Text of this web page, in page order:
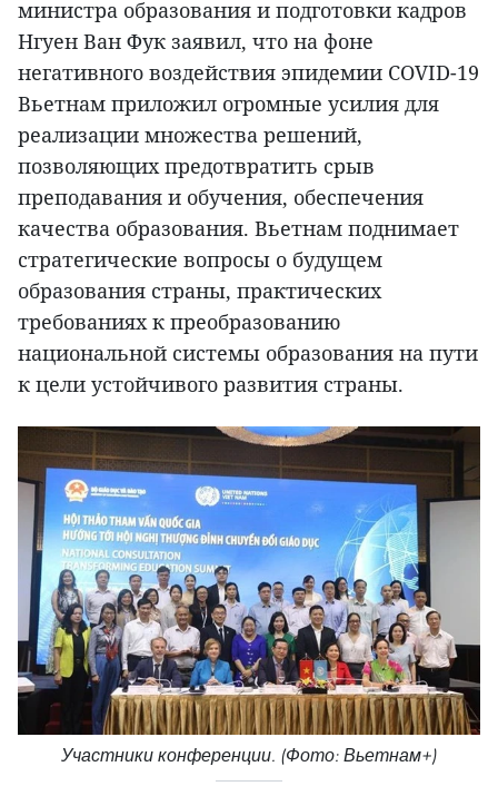
министра образования и подготовки кадров
Нгуен Ван Фук заявил, что на фоне
негативного воздействия эпидемии COVID-19
Вьетнам приложил огромные усилия для
реализации множества решений,
позволяющих предотвратить срыв
преподавания и обучения, обеспечения
качества образования. Вьетнам поднимает
стратегические вопросы о будущем
образования страны, практических
требованиях к преобразованию
национальной системы образования на пути
к цели устойчивого развития страны.
Участники конференции. (Фото: Вьетнам+)